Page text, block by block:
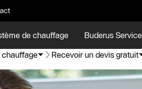
de chauffage Buderus Service
chauffage Recevoir un devis gratuit